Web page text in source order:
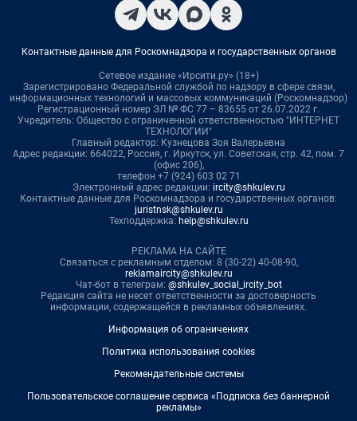
Контактные данные для Роскомнадзора и государственных органов
Сетевое издание «Ирсити.ру» (18+)
Зарегистрировано Федеральной службой по надзору в сфере связи,
информационных технологий и массовых коммуникаций (Роскомнадзор)
Регистрационный номер ЭЛ № ФС 77 – 83655 от 26.07.2022 г.
Учредитель: Общество с ограниченной ответственностью "ИНТЕРНЕТ
ТЕХНОЛОГИИ"
Главный редактор: Кузнецова Зоя Валерьевна
Адрес редакции: 664022, Россия, г. Иркутск, ул. Советская, стр. 42, пом. 7
(офис 206),
телефон +7 (924) 603 02 71
Электронный адрес редакции: ircity@shkulev.ru
Контактные данные для Роскомнадзора и государственных органов:
juristnsk@shkulev.ru
Техподдержка: help@shkulev.ru
РЕКЛАМА НА САЙТЕ
Связаться с рекламным отделом: 8 (30-22) 40-08-90,
reklamaircity@shkulev.ru
Чат-бот в телеграм: @shkulev_social_ircity_bot
Редакция сайта не несет ответственности за достоверность
информации, содержащейся в рекламных объявлениях.
Информация об ограничениях
Политика использования cookies
Рекомендательные системы
Пользовательское соглашение сервиса «Подписка без баннерной
рекламы»